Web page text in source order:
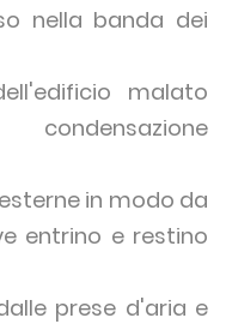
nella banda dei
malato
in modo da
entrino e restino
prese d'aria e